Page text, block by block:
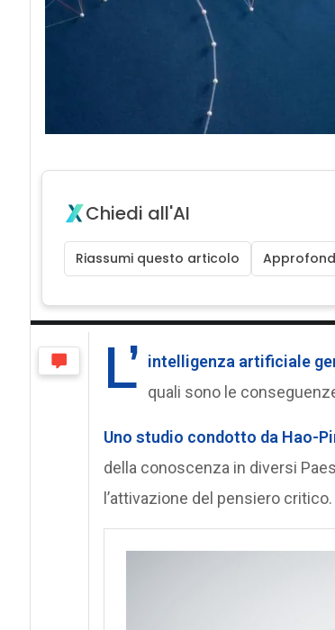
Chiedi all'AI
Riassumi questo articolo
L’ intelligenza artificiale
quali sono le
Uno studio condotto da Hao-
della conoscenza in diversi
l’attivazione del pensiero critico.